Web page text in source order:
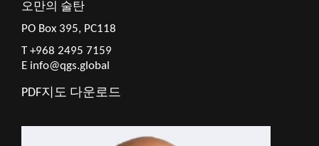
오만의 술탄
PO Box 395, PC118
T +968 2495 7159
E info@qgs.global
PDF지도 다운로드